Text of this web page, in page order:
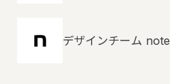
デザインチーム note